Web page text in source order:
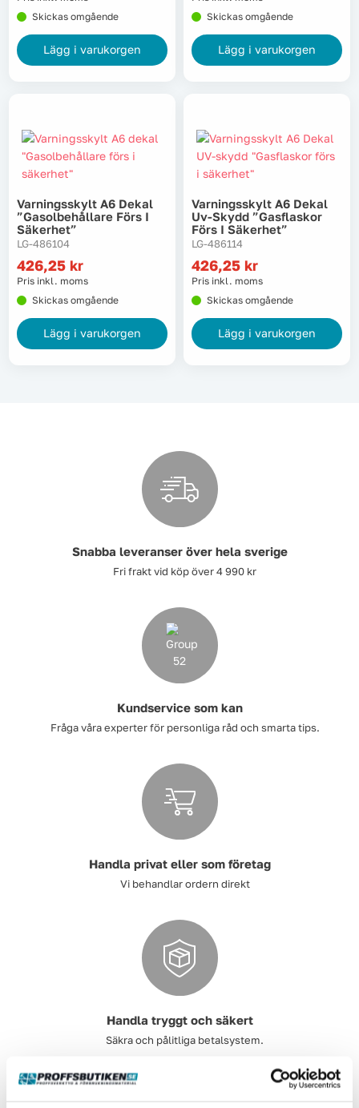
Asfaltgryta & Asfaltkokare
Asfaltskrapa
Asfaltskritor
Asfaltspray
Asfaltsraka & tillbehör
Sidomarkeringsskärmar
Diamantkapklingor
Gasolbrännare
Skickas omgående
Lägg i varukorgen
Skickas omgående
Lägg i varukorgen
Varningsskylt A6 Dekal
”gasolbehållare Förs I
Säkerhet”
LG-486104
426,25 kr
Pris inkl. moms
Skickas omgående
Lägg i varukorgen
Varningsskylt A6 Dekal
Uv-Skydd ”gasflaskor
Förs I Säkerhet”
LG-486114
426,25 kr
Pris inkl. moms
Skickas omgående
Lägg i varukorgen
Snabba leveranser över hela sverige
Fri frakt vid köp över 4 990 kr
Kundservice som kan
Fråga våra experter för personliga råd och smarta tips.
Handla privat eller som företag
Vi behandlar ordern direkt
Handla tryggt och säkert
Säkra och pålitliga betalsystem.